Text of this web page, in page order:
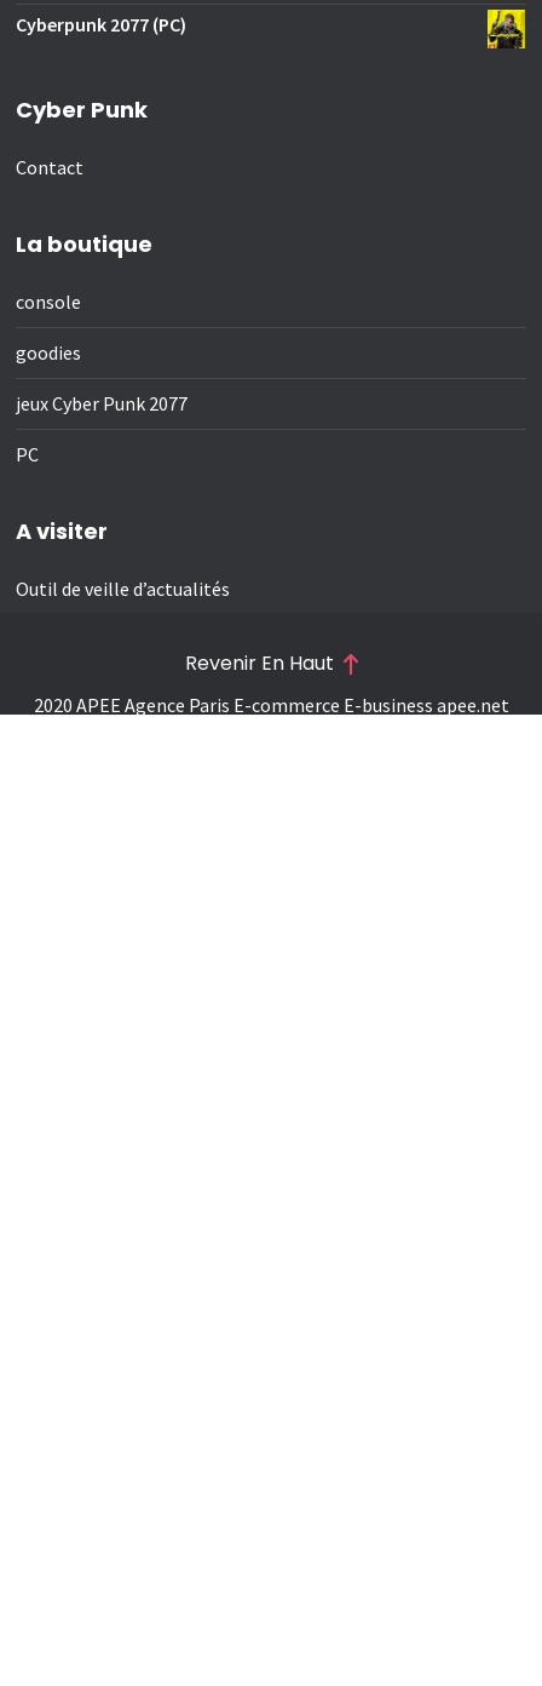
Cyberpunk 2077 (PC)
Cyber Punk
Contact
La boutique
console
goodies
jeux Cyber Punk 2077
PC
A visiter
Outil de veille d’actualités
2020 APEE Agence Paris E-commerce E-business apee.net
Revenir En Haut